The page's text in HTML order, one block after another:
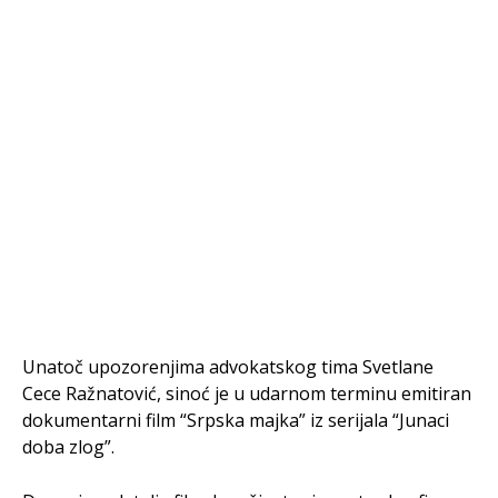
Unatoč upozorenjima advokatskog tima Svetlane
Cece Ražnatović, sinoć je u udarnom terminu emitiran
dokumentarni film “Srpska majka” iz serijala “Junaci
doba zlog”.